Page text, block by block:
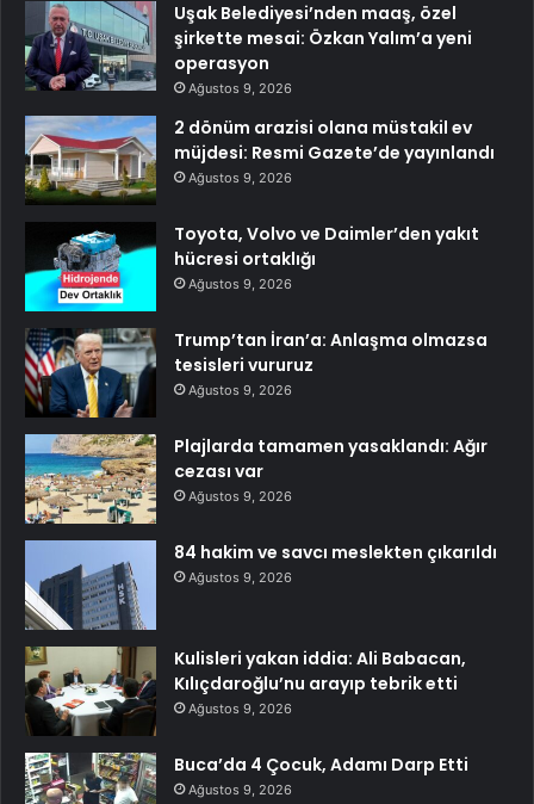
Uşak Belediyesi’nden maaş, özel
şirkette mesai: Özkan Yalım’a yeni
operasyon
Ağustos 9, 2026
2 dönüm arazisi olana müstakil ev
müjdesi: Resmi Gazete’de yayınlandı
Ağustos 9, 2026
Toyota, Volvo ve Daimler’den yakıt
hücresi ortaklığı
Ağustos 9, 2026
Trump’tan İran’a: Anlaşma olmazsa
tesisleri vururuz
Ağustos 9, 2026
Plajlarda tamamen yasaklandı: Ağır
cezası var
Ağustos 9, 2026
84 hakim ve savcı meslekten çıkarıldı
Ağustos 9, 2026
Kulisleri yakan iddia: Ali Babacan,
Kılıçdaroğlu’nu arayıp tebrik etti
Ağustos 9, 2026
Buca’da 4 Çocuk, Adamı Darp Etti
Ağustos 9, 2026